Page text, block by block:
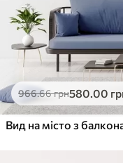
✓Безпечне чорнило
✓Поверхня з
✗Екологічний
Еко-Преміум
Від455 .00 грн
✓Яскраві, насичені
966.66грн580.00